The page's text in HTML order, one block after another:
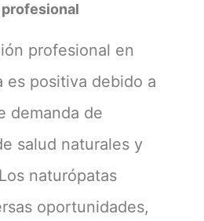
profesional en
es positiva debido a
demanda de
salud naturales y
naturópatas
oportunidades,